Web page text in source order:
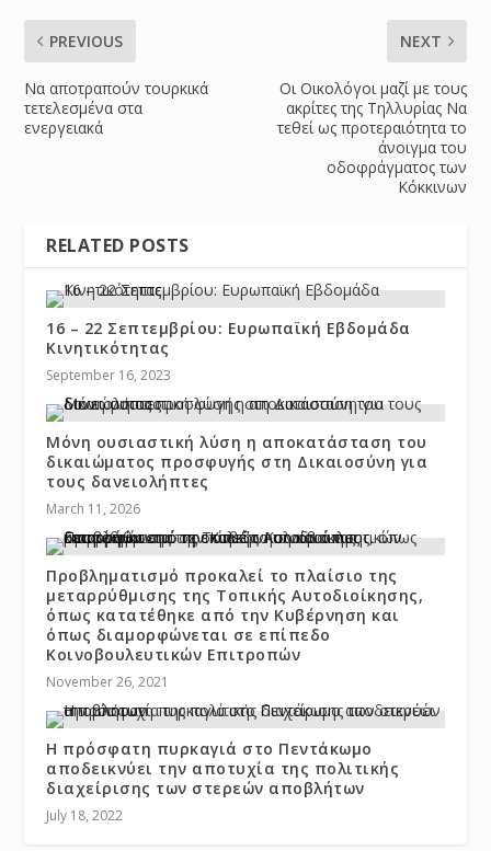
PREVIOUS
Να αποτραπούν τουρκικά
τετελεσμένα στα
ενεργειακά
NEXT
Οι Οικολόγοι μαζί με τους
ακρίτες της Τηλλυρίας Να
τεθεί ως προτεραιότητα το
άνοιγμα του
οδοφράγματος των
Κόκκινων
RELATED POSTS
16 – 22 Σεπτεμβρίου: Ευρωπαϊκή Εβδομάδα
Κινητικότητας
September 16, 2023
Μόνη ουσιαστική λύση η αποκατάσταση του
δικαιώματος προσφυγής στη Δικαιοσύνη για
τους δανειολήπτες
March 11, 2026
Προβληματισμό προκαλεί το πλαίσιο της
μεταρρύθμισης της Τοπικής Αυτοδιοίκησης,
όπως κατατέθηκε από την Kυβέρνηση και
όπως διαμορφώνεται σε επίπεδο
Kοινοβουλευτικών Eπιτροπών
November 26, 2021
Η πρόσφατη πυρκαγιά στο Πεντάκωμο
αποδεικνύει την αποτυχία της πολιτικής
διαχείρισης των στερεών αποβλήτων
July 18, 2022